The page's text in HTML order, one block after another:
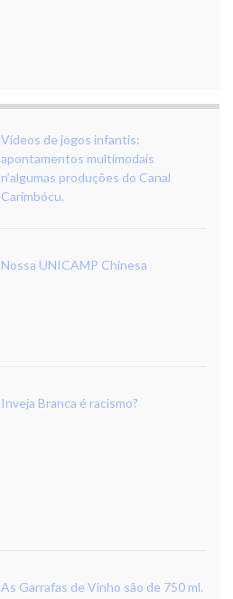
Vídeos de jogos infantis:
apontamentos multimodais
n’algumas produções do Canal
Carimbócu.
Nossa UNICAMP Chinesa
Inveja Branca é racismo?
As Garrafas de Vinho são de 750 ml.